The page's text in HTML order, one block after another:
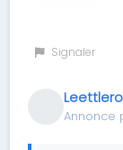
Signaler
Annonce